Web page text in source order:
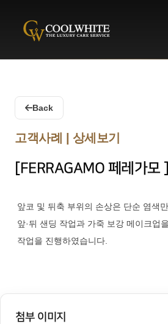
Coolwhite
Back
고객사례 | 상세보기
[FERRAGAMO 페레가모
앞코 및 뒤축 부위의 손상은 단순 염색
앞·뒤 샌딩 작업과 가죽 보강 메이크업
첨부 이미지